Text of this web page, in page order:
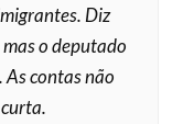
Diz
o deputado
As contas não